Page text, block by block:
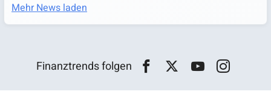
Mehr News laden
Finanztrends folgen